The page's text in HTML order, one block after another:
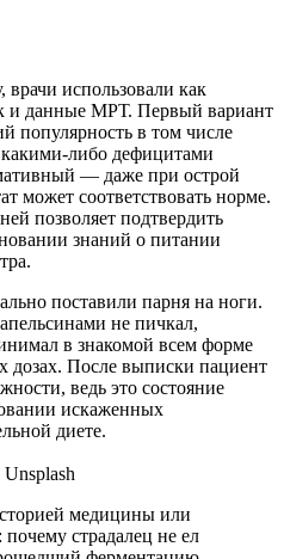
врачи использовали как
и данные МРТ. Первый вариант
популярность в том числе
либо дефицитами
— даже при острой
может соответствовать норме.
позволяет подтвердить
знаний о питании
поставили парня на ноги.
не пичкал,
в знакомой всем форме
дозах. После выписки пациент
ведь это состояние
искаженных
диете.
медицины или
страдалец не ел